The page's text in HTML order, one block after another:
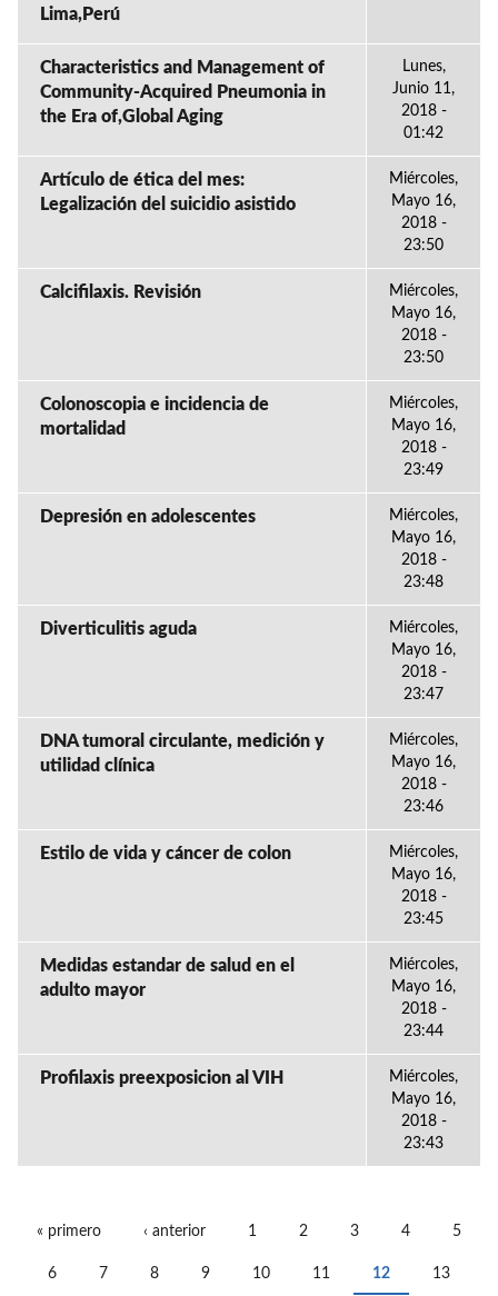
Lima,Perú
Characteristics and Management of
Community-Acquired Pneumonia in
the Era of,Global Aging
Lunes,
Junio 11,
2018 -
01:42
Artículo de ética del mes:
Legalización del suicidio asistido
Miércoles,
Mayo 16,
2018 -
23:50
Calcifilaxis. Revisión
Miércoles,
Mayo 16,
2018 -
23:50
Colonoscopia e incidencia de
mortalidad
Miércoles,
Mayo 16,
2018 -
23:49
Depresión en adolescentes
Miércoles,
Mayo 16,
2018 -
23:48
Diverticulitis aguda
Miércoles,
Mayo 16,
2018 -
23:47
DNA tumoral circulante, medición y
utilidad clínica
Miércoles,
Mayo 16,
2018 -
23:46
Estilo de vida y cáncer de colon
Miércoles,
Mayo 16,
2018 -
23:45
Medidas estandar de salud en el
adulto mayor
Miércoles,
Mayo 16,
2018 -
23:44
Profilaxis preexposicion al VIH
Miércoles,
Mayo 16,
2018 -
23:43
« primero ‹ anterior 1 2 3 4 5
6 7 8 9 10 11 12 13